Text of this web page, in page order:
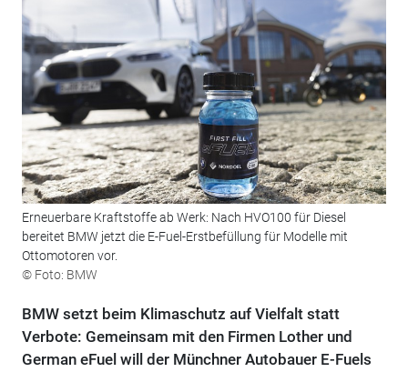
Erneuerbare Kraftstoffe ab Werk: Nach HVO100 für Diesel
bereitet BMW jetzt die E-Fuel-Erstbefüllung für Modelle mit
Ottomotoren vor.
© Foto: BMW
BMW setzt beim Klimaschutz auf Vielfalt statt
Verbote: Gemeinsam mit den Firmen Lother und
German eFuel will der Münchner Autobauer E-Fuels